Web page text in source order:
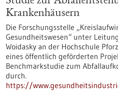
Krankenhäusern
Die Forschungsstelle
Gesundheitswesen“ unter
Woidasky an der Hochschule
eines öffentlich geförderten
Benchmarkstudie zum
durch.
https://